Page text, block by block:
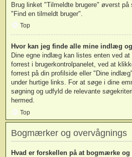
Brug linket "Tilmeldte brugere" øverst på
"Find en tilmeldt bruger".
Top
Hvor kan jeg finde alle mine indlæg
Dine egne indlæg kan listes enten ved
forrest i brugerkontrolpanelet, ved at
forrest på din profilside eller "Dine
under hurtige links. For at søge i dine
søgning og udfyld de relevante
hermed.
Top
Bogmærker og overvågnings
Hvad er forskellen på at bogmærke og